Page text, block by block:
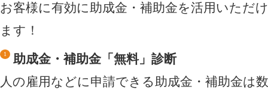
お客様に有効に助成金・補助金を活用いただ
ます！
助成金・補助金「無料」診断
人の雇用などに申請できる助成金・補助金は